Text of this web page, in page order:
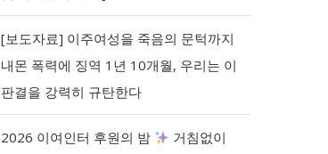
[보도자료] 이주여성을 죽음의 문턱까지
내몬 폭력에 징역 1년 10개월, 우리는 이
판결을 강력히 규탄한다
2026 이여인터 후원의 밤
거침없이